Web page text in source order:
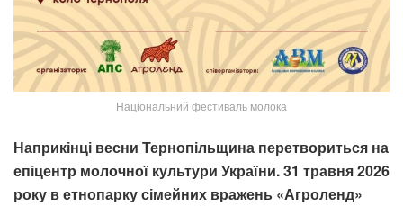
Національний фестиваль молока
Наприкінці весни Тернопільщина перетвориться на
епіцентр молочної культури України. 31 травня 2026
року в етнопарку сімейних вражень «Агроленд»